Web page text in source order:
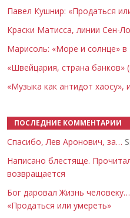
Павел Кушнир: «Продаться
Краски Матисса, линии Сен-
Марисоль: «Море и солнце» в
«Швейцария, страна банков»
«Музыка как антидот хаосу»,
ПОСЛЕДНИЕ КОММЕНТАРИИ
Спасибо, Лев Аронович, за…
Написано блестяще.
возвращается
Бог даровал Жизнь человеку…
«Продаться или умереть»